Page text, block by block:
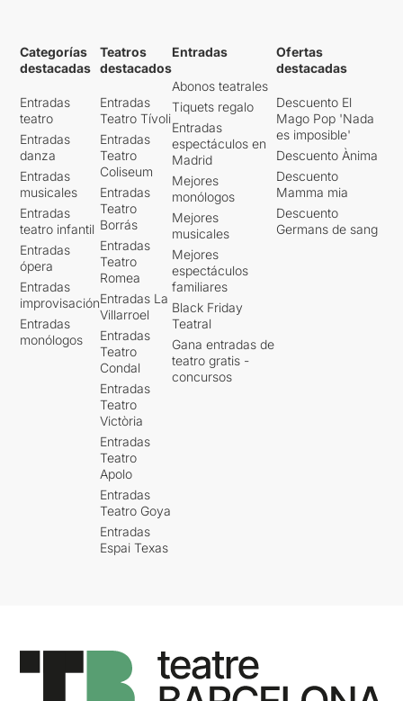
Categorías
destacadas
Entradas
teatro
Entradas
danza
Entradas
musicales
Entradas
teatro infantil
Entradas
ópera
Entradas
improvisación
Entradas
monólogos
Teatros
destacados
Entradas
Teatro Tívoli
Entradas
Teatro
Coliseum
Entradas
Teatro
Borrás
Entradas
Teatro
Romea
Entradas La
Villarroel
Entradas
Teatro
Condal
Entradas
Teatro
Victòria
Entradas
Teatro
Apolo
Entradas
Teatro Goya
Entradas
Espai Texas
Entradas
Abonos teatrales
Tiquets regalo
Entradas
espectáculos en
Madrid
Mejores
monólogos
Mejores
musicales
Mejores
espectáculos
familiares
Black Friday
Teatral
Gana entradas de
teatro gratis -
concursos
Ofertas
destacadas
Descuento El
Mago Pop 'Nada
es imposible'
Descuento Ànima
Descuento
Mamma mia
Descuento
Germans de sang